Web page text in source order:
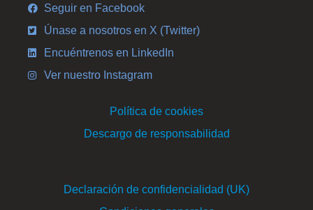
Seguir en Facebook
Únase a nosotros en X (Twitter)
Encuéntrenos en LinkedIn
Ver nuestro Instagram
Política de cookies
Descargo de responsabilidad
Declaración de confidencialidad (UK)